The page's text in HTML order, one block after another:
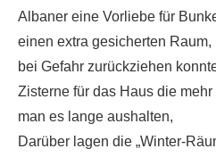
Albaner eine Vorliebe für
einen extra gesicherten
bei Gefahr zurückziehen
Zisterne für das Haus die mehr
man es lange aushalten,
Darüber lagen die „Winter-